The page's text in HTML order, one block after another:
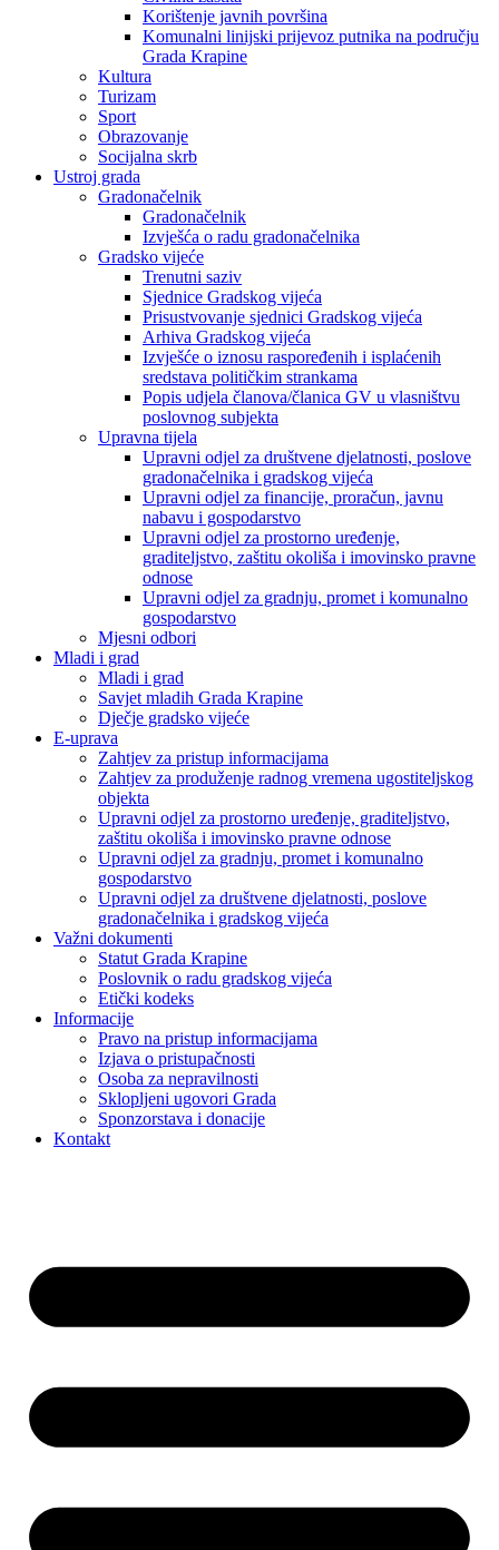
Korištenje javnih površina
Komunalni linijski prijevoz putnika na području
Grada Krapine
Kultura
Turizam
Sport
Obrazovanje
Socijalna skrb
Ustroj grada
Gradonačelnik
Gradonačelnik
Izvješća o radu gradonačelnika
Gradsko vijeće
Trenutni saziv
Sjednice Gradskog vijeća
Prisustvovanje sjednici Gradskog vijeća
Arhiva Gradskog vijeća
Izvješće o iznosu raspoređenih i isplaćenih
sredstava političkim strankama
Popis udjela članova/članica GV u vlasništvu
poslovnog subjekta
Upravna tijela
Upravni odjel za društvene djelatnosti, poslove
gradonačelnika i gradskog vijeća
Upravni odjel za financije, proračun, javnu
nabavu i gospodarstvo
Upravni odjel za prostorno uređenje,
graditeljstvo, zaštitu okoliša i imovinsko pravne
odnose
Upravni odjel za gradnju, promet i komunalno
gospodarstvo
Mjesni odbori
Mladi i grad
Mladi i grad
Savjet mladih Grada Krapine
Dječje gradsko vijeće
E-uprava
Zahtjev za pristup informacijama
Zahtjev za produženje radnog vremena ugostiteljskog
objekta
Upravni odjel za prostorno uređenje, graditeljstvo,
zaštitu okoliša i imovinsko pravne odnose
Upravni odjel za gradnju, promet i komunalno
gospodarstvo
Upravni odjel za društvene djelatnosti, poslove
gradonačelnika i gradskog vijeća
Važni dokumenti
Statut Grada Krapine
Poslovnik o radu gradskog vijeća
Etički kodeks
Informacije
Pravo na pristup informacijama
Izjava o pristupačnosti
Osoba za nepravilnosti
Sklopljeni ugovori Grada
Sponzorstava i donacije
Kontakt